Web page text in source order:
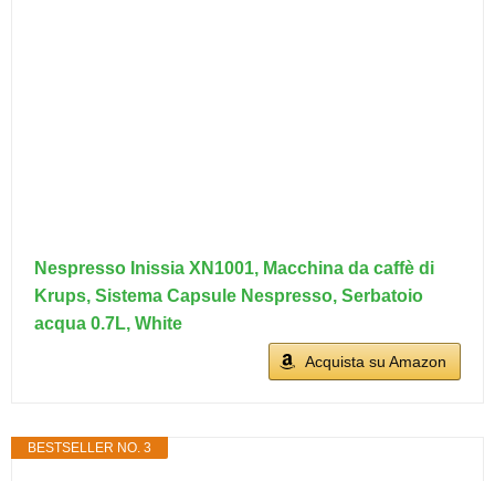
Nespresso Inissia XN1001, Macchina da caffè di
Krups, Sistema Capsule Nespresso, Serbatoio
acqua 0.7L, White
Acquista su Amazon
BESTSELLER NO. 3